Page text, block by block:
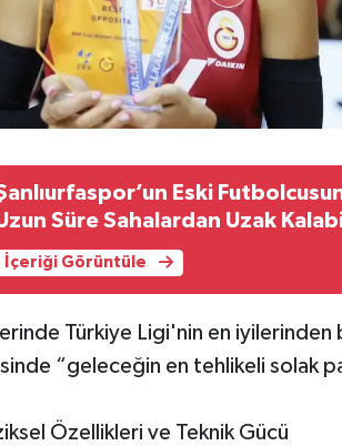
Eski
Süre Sahalardan Uzak
İçeriği Görüntüle
Türkiye Ligi'nin en iyilerinden
“geleceğin en tehlikeli solak
Özellikleri ve Teknik Gücü